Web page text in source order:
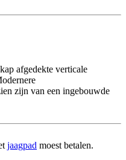
afgedekte verticale
zijn van een ingebouwde
jaagpad moest betalen.